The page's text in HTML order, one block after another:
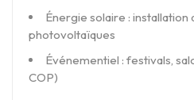
Énergie solaire : installation
photovoltaïques
Événementiel : festivals,
COP)